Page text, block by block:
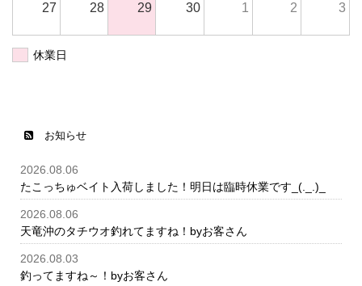
27 28 29 30 1 2 3
休業日
お知らせ
2026.08.06
たこっちゅベイト入荷しました！明日は臨時休業です_(._.)_
2026.08.06
天竜沖のタチウオ釣れてますね！byお客さん
2026.08.03
釣ってますね～！byお客さん